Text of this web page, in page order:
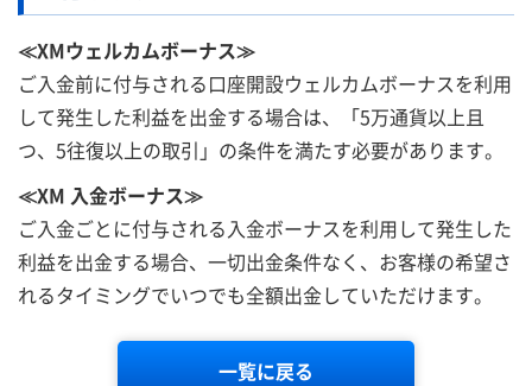
≪XMウェルカムボーナス≫
ご入金前に付与される口座開設ウェルカムボーナスを利用
して発生した利益を出金する場合は、「5万通貨以上且
つ、5往復以上の取引」の条件を満たす必要があります。
≪XM 入金ボーナス≫
ご入金ごとに付与される入金ボーナスを利用して発生した
利益を出金する場合、一切出金条件なく、お客様の希望さ
れるタイミングでいつでも全額出金していただけます。
一覧に戻る